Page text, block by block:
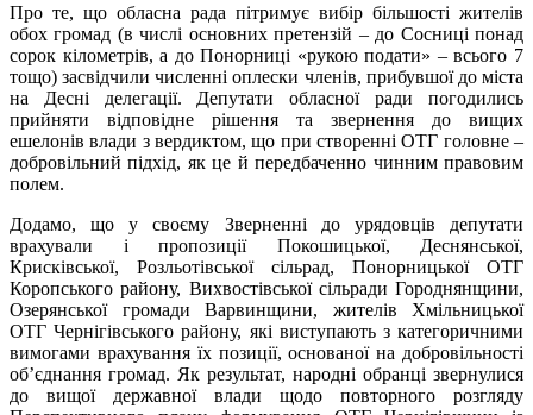
Про те, що обласна рада пітримує вибір більшості жителів
обох громад (в числі основних претензій – до Сосниці понад
сорок кілометрів, а до Понорниці «рукою подати» – всього 7
тощо) засвідчили численні оплески членів, прибувшої до міста
на Десні делегації. Депутати обласної ради погодились
прийняти відповідне рішення та звернення до вищих
ешелонів влади з вердиктом, що при створенні ОТГ головне –
добровільний підхід, як це й передбаченно чинним правовим
полем.
Додамо, що у своєму Зверненні до урядовців депутати
врахували і пропозиції Покошицької, Деснянської,
Крисківської, Розльотівської сільрад, Понорницької ОТГ
Коропського району, Вихвостівської сільради Городнянщини,
Озерянської громади Варвинщини, жителів Хмільницької
ОТГ Чернігівського району, які виступають з категоричними
вимогами врахування їх позиції, основаної на добровільності
об’єднання громад. Як результат, народні обранці звернулися
до вищої державної влади щодо повторного розгляду